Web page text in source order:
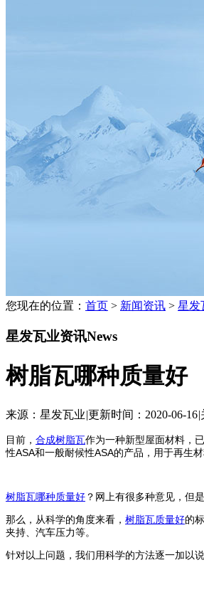
您现在的位置： 首页 > 新闻资讯 > 星发
星发瓦业资讯News
树脂瓦哪种质量好
来源：星发瓦业|更新时间：2020-06-16|
目前， 合成树脂瓦作为一种新型屋面材料，
性ASA和一般耐候性ASA的产品，用于再生
树脂瓦哪种质量好 ？网上有很多种意见，但
那么，从科学的角度来看， 树脂瓦质量好的
夹持、汽车压力等。
针对以上问题，我们用科学的方法逐一加以说